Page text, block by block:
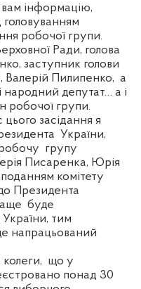
інформацію,
головуванням
робочої групи.
Ради, голова
заступник голови
Валерій Пилипенко, а
народний депутат… а і
робочої групи.
цього засідання я
України,
групу
Писаренка, Юрія
комітету
Президента
буде
тим
напрацьований
що у
понад 30